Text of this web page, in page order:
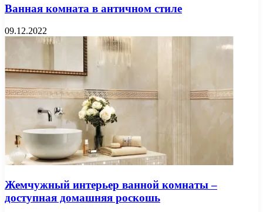
Ванная комната в античном стиле
09.12.2022
Жемчужный интерьер ванной комнаты –
доступная домашняя роскошь